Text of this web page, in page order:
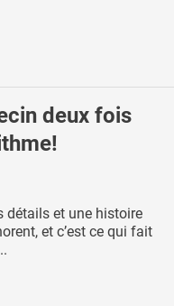
deux fois
détails et une histoire
et c’est ce qui fait